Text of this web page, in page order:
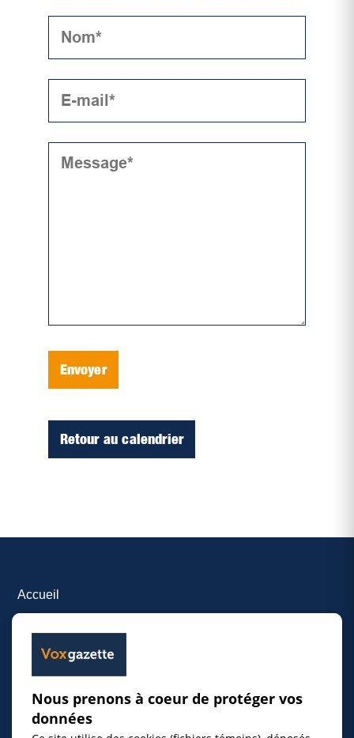
Envoyer
Retour au calendrier
Accueil
Inscrire un événement
réservés.Politique de confidentialité
Nous prenons à coeur de protéger vos
données